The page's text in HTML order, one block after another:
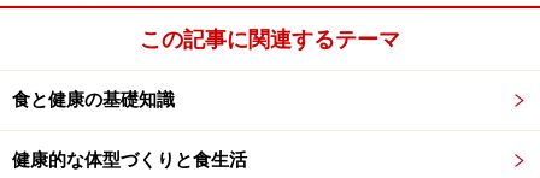
「ごはんは体によくない」とおっしゃる患者さんには、
「日本人の平均寿命をご存じですか？」とよく質問しま
す。もちろんご存じの方も多いですが、意外と「？」と
いう顔をされる方もいます。
この記事に関連するテーマ
食と健康の基礎知識
健康的な体型づくりと食生活